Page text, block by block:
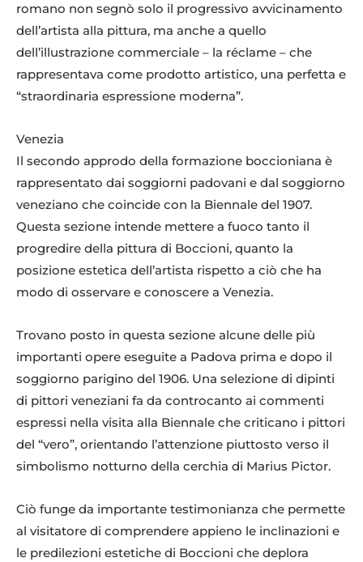
Umberto-Boccioni-Ritratto-della-Signora-Maffi-1910-acquerello-e-matita-
su-carta.-Galleria-dello-Scudo-Verona.
romano non segnò solo il progressivo avvicinamento
dell’artista alla pittura, ma anche a quello
dell’illustrazione commerciale – la réclame – che
rappresentava come prodotto artistico, una perfetta e
“straordinaria espressione moderna”.
Venezia
Il secondo approdo della formazione boccioniana è
rappresentato dai soggiorni padovani e dal soggiorno
veneziano che coincide con la Biennale del 1907.
Questa sezione intende mettere a fuoco tanto il
progredire della pittura di Boccioni, quanto la
posizione estetica dell’artista rispetto a ciò che ha
modo di osservare e conoscere a Venezia.
Trovano posto in questa sezione alcune delle più
importanti opere eseguite a Padova prima e dopo il
soggiorno parigino del 1906. Una selezione di dipinti
di pittori veneziani fa da controcanto ai commenti
espressi nella visita alla Biennale che criticano i pittori
del “vero”, orientando l’attenzione piuttosto verso il
simbolismo notturno della cerchia di Marius Pictor.
Ciò funge da importante testimonianza che permette
al visitatore di comprendere appieno le inclinazioni e
le predilezioni estetiche di Boccioni che deplora